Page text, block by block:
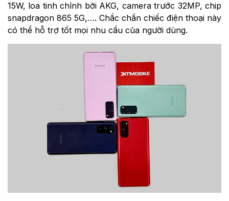
15W, loa tinh chỉnh bởi AKG, camera trước 32MP, chip
snapdragon 865 5G,…. Chắc chắn chiếc điện thoại này
có thể hỗ trợ tốt mọi nhu cầu của người dùng.